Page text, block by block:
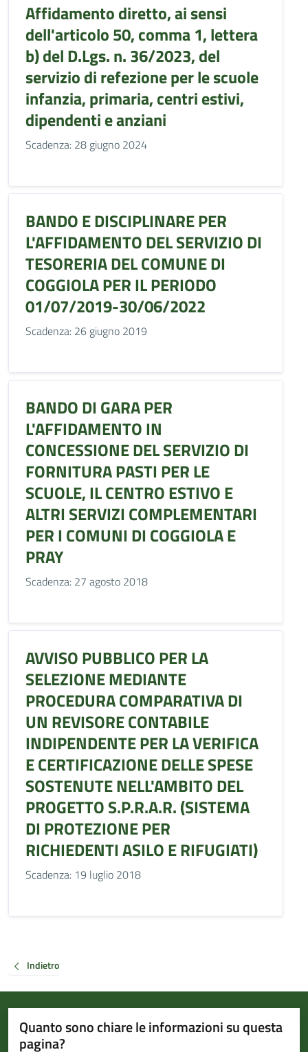
Affidamento diretto, ai sensi
dell'articolo 50, comma 1, lettera
b) del D.Lgs. n. 36/2023, del
servizio di refezione per le scuole
infanzia, primaria, centri estivi,
dipendenti e anziani
Scadenza: 28 giugno 2024
BANDO E DISCIPLINARE PER
L'AFFIDAMENTO DEL SERVIZIO DI
TESORERIA DEL COMUNE DI
COGGIOLA PER IL PERIODO
01/07/2019-30/06/2022
Scadenza: 26 giugno 2019
BANDO DI GARA PER
L'AFFIDAMENTO IN
CONCESSIONE DEL SERVIZIO DI
FORNITURA PASTI PER LE
SCUOLE, IL CENTRO ESTIVO E
ALTRI SERVIZI COMPLEMENTARI
PER I COMUNI DI COGGIOLA E
PRAY
Scadenza: 27 agosto 2018
AVVISO PUBBLICO PER LA
SELEZIONE MEDIANTE
PROCEDURA COMPARATIVA DI
UN REVISORE CONTABILE
INDIPENDENTE PER LA VERIFICA
E CERTIFICAZIONE DELLE SPESE
SOSTENUTE NELL'AMBITO DEL
PROGETTO S.P.R.A.R. (SISTEMA
DI PROTEZIONE PER
RICHIEDENTI ASILO E RIFUGIATI)
Scadenza: 19 luglio 2018
Indietro
Quanto sono chiare le informazioni su questa
pagina?